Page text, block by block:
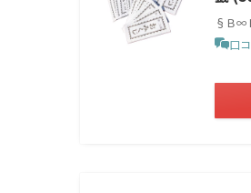
§Ｂ∞
口